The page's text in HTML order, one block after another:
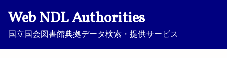
Web NDL Authorities
国立国会図書館典拠データ検索・提供サービス